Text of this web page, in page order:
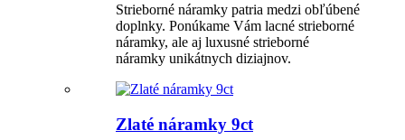
Strieborné náramky patria medzi obľúbené
doplnky. Ponúkame Vám lacné strieborné
náramky, ale aj luxusné strieborné
náramky unikátnych diziajnov.
Zlaté náramky 9ct